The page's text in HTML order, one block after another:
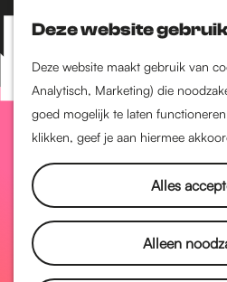
Deze website
Deze website maakt gebruik van
Analytisch, Marketing) die
goed mogelijk te laten
klikken, geef je aan hiermee
Alles
Alleen
Z
o
e
k
e
K
a
a
r
t
M
e
n
Historie
De
Vrede